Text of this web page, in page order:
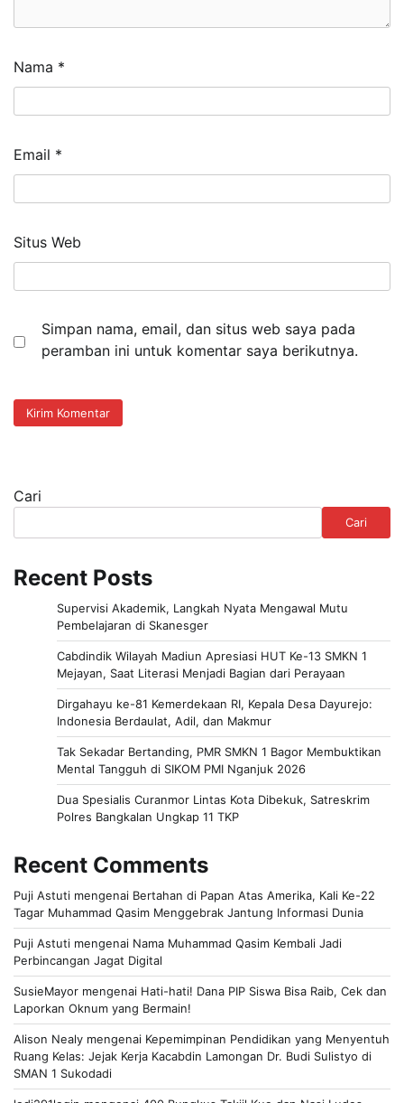
Nama *
Email *
Situs Web
Simpan nama, email, dan situs web saya pada
peramban ini untuk komentar saya berikutnya.
Cari
Cari
Recent Posts
Supervisi Akademik, Langkah Nyata Mengawal Mutu
Pembelajaran di Skanesger
Cabdindik Wilayah Madiun Apresiasi HUT Ke-13 SMKN 1
Mejayan, Saat Literasi Menjadi Bagian dari Perayaan
Dirgahayu ke-81 Kemerdekaan RI, Kepala Desa Dayurejo:
Indonesia Berdaulat, Adil, dan Makmur
Tak Sekadar Bertanding, PMR SMKN 1 Bagor Membuktikan
Mental Tangguh di SIKOM PMI Nganjuk 2026
Dua Spesialis Curanmor Lintas Kota Dibekuk, Satreskrim
Polres Bangkalan Ungkap 11 TKP
Recent Comments
Puji Astuti mengenai Bertahan di Papan Atas Amerika, Kali Ke-22
Tagar Muhammad Qasim Menggebrak Jantung Informasi Dunia
Puji Astuti mengenai Nama Muhammad Qasim Kembali Jadi
Perbincangan Jagat Digital
SusieMayor mengenai Hati-hati! Dana PIP Siswa Bisa Raib, Cek dan
Laporkan Oknum yang Bermain!
Alison Nealy mengenai Kepemimpinan Pendidikan yang Menyentuh
Ruang Kelas: Jejak Kerja Kacabdin Lamongan Dr. Budi Sulistyo di
SMAN 1 Sukodadi